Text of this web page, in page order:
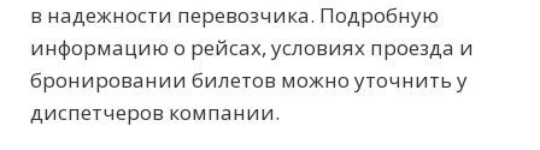
в надежности перевозчика. Подробную
информацию о рейсах, условиях проезда и
бронировании билетов можно уточнить у
диспетчеров компании.